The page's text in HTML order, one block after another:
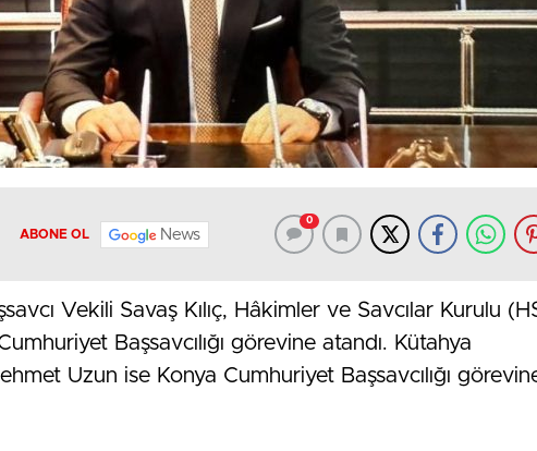
ABONE OL News
0
Vekili Savaş Kılıç, Hâkimler ve Savcılar Kurulu
Başsavcılığı görevine atandı. Kütahya
Uzun ise Konya Cumhuriyet Başsavcılığı